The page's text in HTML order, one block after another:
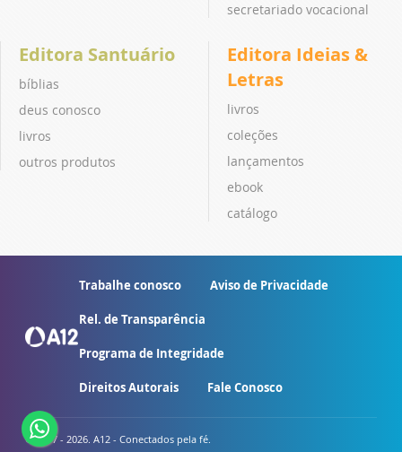
secretariado vocacional
Editora Santuário
bíblias
deus conosco
livros
outros produtos
Editora Ideias &
Letras
livros
coleções
lançamentos
ebook
catálogo
Trabalhe conosco Aviso de Privacidade
Rel. de Transparência
Programa de Integridade
Direitos Autorais Fale Conosco
© 2007 - 2026. A12 - Conectados pela fé.